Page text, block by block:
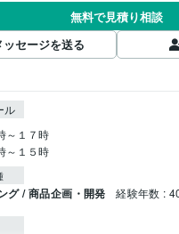
無料で見積り相談
ッセージを送る
ル
～１７時
～１５時
グ / 商品企画・開発 経験年数 :